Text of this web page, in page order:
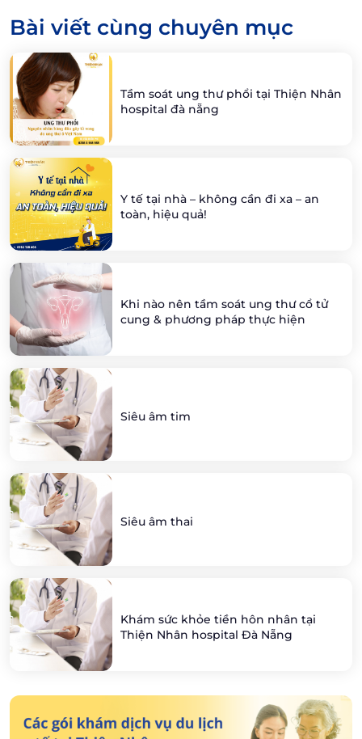
Bài viết cùng chuyên mục
Tầm soát ung thư phổi tại Thiện Nhân
hospital đà nẵng
Y tế tại nhà – không cần đi xa – an
toàn, hiệu quả!
Khi nào nên tầm soát ung thư cổ tử
cung & phương pháp thực hiện
Siêu âm tim
Siêu âm thai
Khám sức khỏe tiền hôn nhân tại
Thiện Nhân hospital Đà Nẵng